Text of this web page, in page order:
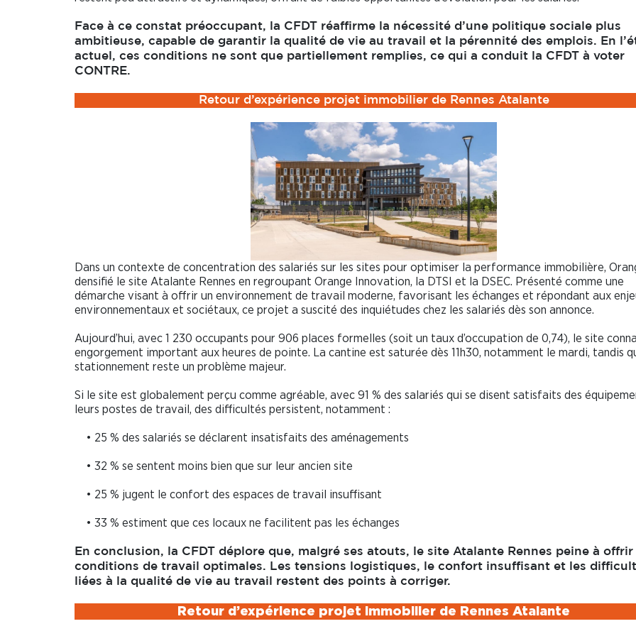
Face à ce constat préoccupant, la CFDT réaffirme la nécessité d’une politique sociale plus
ambitieuse, capable de garantir la qualité de vie au travail et la pérennité des emplois. En
actuel, ces conditions ne sont que partiellement remplies, ce qui a conduit la CFDT à voter
CONTRE.
Retour d’expérience projet immobilier de Rennes Atalante
Dans un contexte de concentration des salariés sur les sites pour optimiser la performance immobilière,
densifié le site Atalante Rennes en regroupant Orange Innovation, la DTSI et la DSEC. Présenté comme une
démarche visant à offrir un environnement de travail moderne, favorisant les échanges et répondant aux
environnementaux et sociétaux, ce projet a suscité des inquiétudes chez les salariés dès son annonce.
Aujourd’hui, avec 1 230 occupants pour 906 places formelles (soit un taux d’occupation de 0,74), le site
engorgement important aux heures de pointe. La cantine est saturée dès 11h30, notamment le mardi, tandis
stationnement reste un problème majeur.
Si le site est globalement perçu comme agréable, avec 91 % des salariés qui se disent satisfaits des
leurs postes de travail, des difficultés persistent, notamment :
• 25 % des salariés se déclarent insatisfaits des aménagements
• 32 % se sentent moins bien que sur leur ancien site
• 25 % jugent le confort des espaces de travail insuffisant
• 33 % estiment que ces locaux ne facilitent pas les échanges
En conclusion, la CFDT déplore que, malgré ses atouts, le site Atalante Rennes peine à offrir
conditions de travail optimales. Les tensions logistiques, le confort insuffisant et les
liées à la qualité de vie au travail restent des points à corriger.
Retour d’expérience projet immobilier de Rennes Atalante